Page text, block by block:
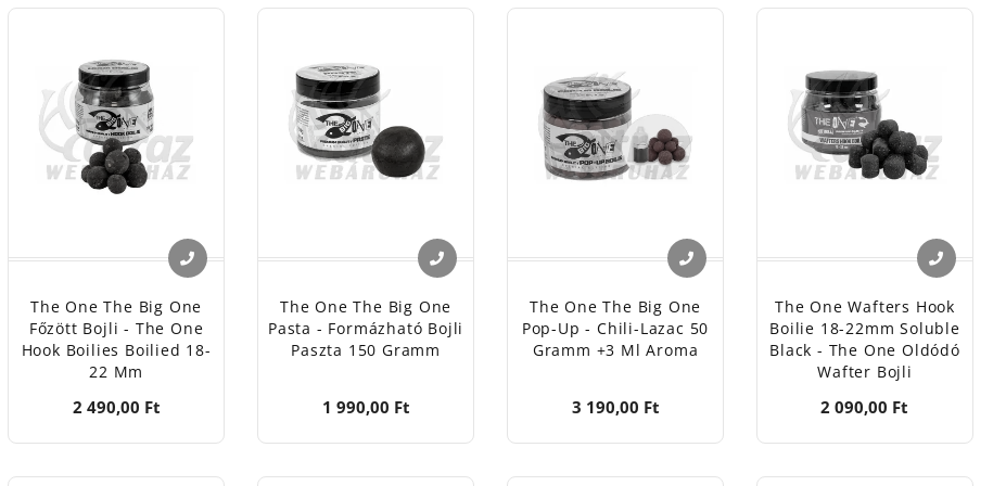
Folyékony aromáik és dippjeik pedig felturbózzák bármelyik csalidat vagy keverékedet.
és szerezd be a sikerhez szükséges csalikat a következő horgászatodra!
The One The Big One
Főzött Bojli - The One
Hook Boilies Boilied 18-
22 Mm
2 490,00 Ft
The One The Big One
Pasta - Formázható Bojli
Paszta 150 Gramm
1 990,00 Ft
The One The Big One
Pop-Up - Chili-Lazac 50
Gramm +3 Ml Aroma
3 190,00 Ft
The One Wafters Hook
Boilie 18-22mm Soluble
Black - The One Oldódó
Wafter Bojli
2 090,00 Ft